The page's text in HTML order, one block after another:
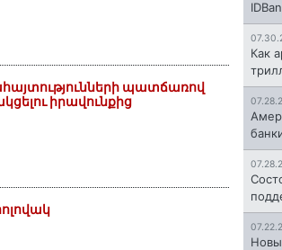
պատճառով
իրավունքից
Как